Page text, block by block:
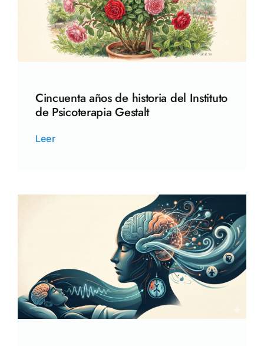
Cincuenta años de historia del Instituto
de Psicoterapia Gestalt
Leer